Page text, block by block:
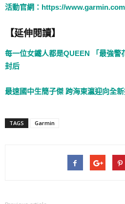
活動官網：https://
【延伸閱讀】
每一位女鐵人都是QUEEN 「最強警
封后
最速國中生簡子傑 跨海東瀛迎向全
TAGS Garmin